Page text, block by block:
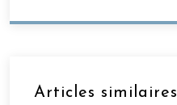
Articles similaires